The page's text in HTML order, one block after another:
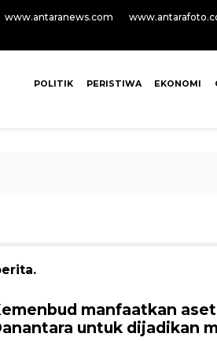
www.antaranews.com
POLITIK PERISTIWA EKONOMI
manfaatkan aset
untuk dijadikan